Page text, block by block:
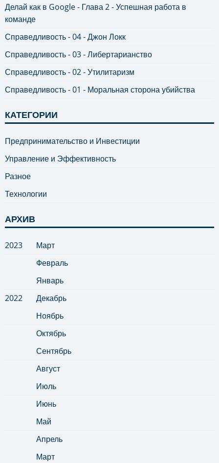
Делай как в Google - Глава 2 - Успешная работа в
команде
Справедливость - 04 - Джон Локк
Справедливость - 03 - Либертарианство
Справедливость - 02 - Утилитаризм
Справедливость - 01 - Моральная сторона убийства
КАТЕГОРИИ
Предпринимательство и Инвестиции
Управление и Эффективность
Разное
Технологии
АРХИВ
2023
Март
Февраль
Январь
2022
Декабрь
Ноябрь
Октябрь
Сентябрь
Август
Июль
Июнь
Май
Апрель
Март